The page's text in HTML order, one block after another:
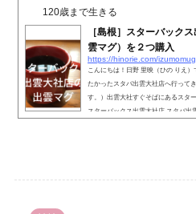
の檜皮を混抄した奉書にてお包みし
120歳まで生きる
［島根］スターバック
雲マグ）を２つ購入
https://hinorie.com/izumomug
こんにちは！日野 里映（ひの りえ
たかったスタバ出雲大社店へ行って
す。）出雲大社すぐそばにあるスタ
スターバックス出雲大社店 スタバ出